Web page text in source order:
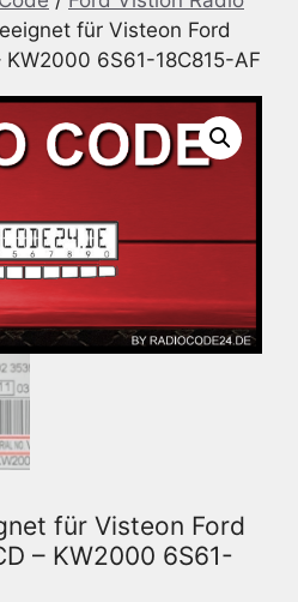
für Visteon Ford
6S61-18C815-AF
für Visteon Ford
– KW2000 6S61-